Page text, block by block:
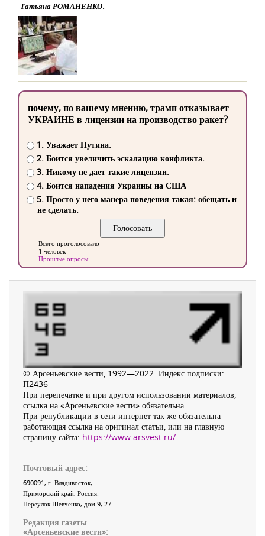
Татьяна РОМАНЕНКО.
почему, по вашему мнению, трамп отказывает
УКРАИНЕ в лицензии на производство ракет?
1. Уважает Путина.
2. Боится увеличить эскалацию конфликта.
3. Никому не дает такие лицензии.
4. Боится нападения Украины на США
5. Просто у него манера поведения такая: обещать и
не сделать.
Всего проголосовало
1 человек
Прошлые опросы
© Арсеньевские вести, 1992—2022. Индекс подписки:
П2436
При перепечатке и при другом использовании материалов,
ссылка на «Арсеньевские вести» обязательна.
При републикации в сети интернет так же обязательна
работающая ссылка на оригинал статьи, или на главную
страницу сайта: https://www.arsvest.ru/
Почтовый адрес:
690091, г. Владивосток,
Приморский край, Россия
Переулок Шевченко, дом 9, 27
Редакция газеты
«Арсеньевские вести»: